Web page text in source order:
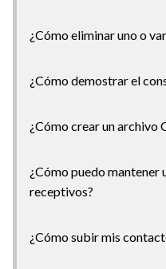
¿Cómo eliminar uno o
¿Cómo demostrar el
¿Cómo crear un archivo
¿Cómo puedo mantener
receptivos?
¿Cómo subir mis